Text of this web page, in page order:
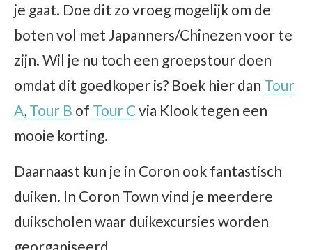
je gaat. Doe dit zo vroeg mogelijk om de
boten vol met Japanners/Chinezen voor te
zijn. Wil je nu toch een groepstour doen
omdat dit goedkoper is? Boek hier dan Tour
A, Tour B of Tour Cvia Klook tegen een
mooie korting.
Daarnaast kun je in Coron ook fantastisch
duiken. In Coron Town vind je meerdere
duikscholen waar duikexcursies worden
georganiseerd.